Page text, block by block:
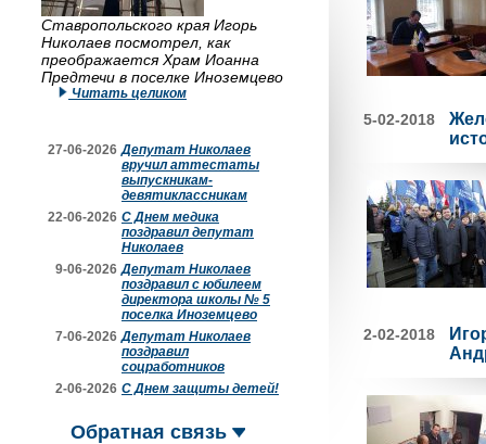
Ставропольского края Игорь
Николаев посмотрел, как
преображается Храм Иоанна
Предтечи в поселке Иноземцево
Читать целиком
27-06-2026 Депутат Николаев
вручил аттестаты
выпускникам-
девятиклассникам
22-06-2026 С Днем медика
поздравил депутат
Николаев
9-06-2026 Депутат Николаев
поздравил с юбилеем
директора школы № 5
поселка Иноземцево
7-06-2026 Депутат Николаев
поздравил
соцработников
2-06-2026 С Днем защиты детей!
Обратная связь
5-02-2018
2-02-2018